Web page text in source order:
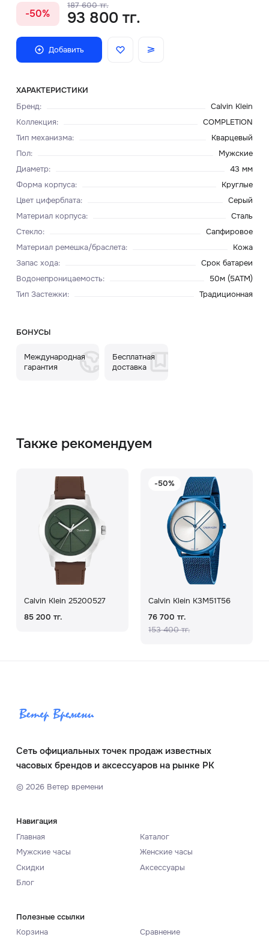
-50%
187 600 тг.
93 800 тг.
Добавить
ХАРАКТЕРИСТИКИ
Бренд:
Calvin Klein
Коллекция:
COMPLETION
Тип механизма:
Кварцевый
Пол:
Мужские
Диаметр:
43 мм
Форма корпуса:
Круглые
Цвет циферблата:
Серый
Материал корпуса:
Сталь
Стекло:
Сапфировое
Материал ремешка/браслета:
Кожа
Запас хода:
Срок батареи
Водонепроницаемость:
50м (5ATM)
Тип Застежки: Традиционная
БОНУСЫ
Международная
гарантия
Бесплатная
доставка
Также рекомендуем
Calvin Klein 25200527
85 200 тг.
-50%
Calvin Klein K3M51T56
76 700 тг.
153 400 тг.
Сеть официальных точек продаж известных
часовых брендов и аксессуаров на рынке РК
© 2026Ветер времени
Навигация
Главная
Каталог
Мужские часы
Женские часы
Скидки
Аксессуары
Блог
Полезные ссылки
Корзина
Сравнение
Доставка и оплата
Блог